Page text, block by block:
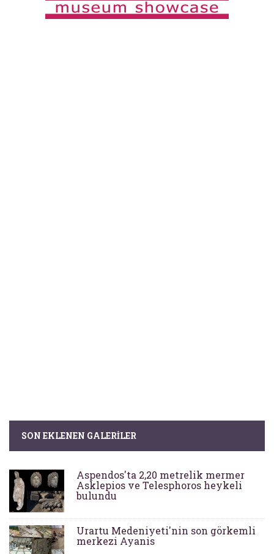
SON EKLENEN GALERILER
Aspendos'ta 2,20 metrelik mermer
Asklepios ve Telesphoros heykeli
bulundu
Urartu Medeniyeti'nin son görkemli
merkezi Ayanis